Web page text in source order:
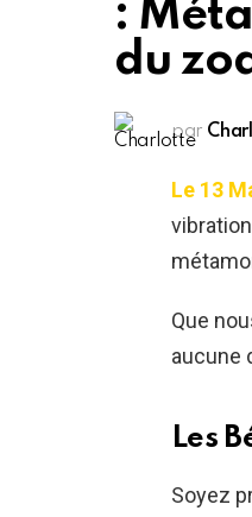
:
du
par
Le 13
Que
aucune
Les
Soyez